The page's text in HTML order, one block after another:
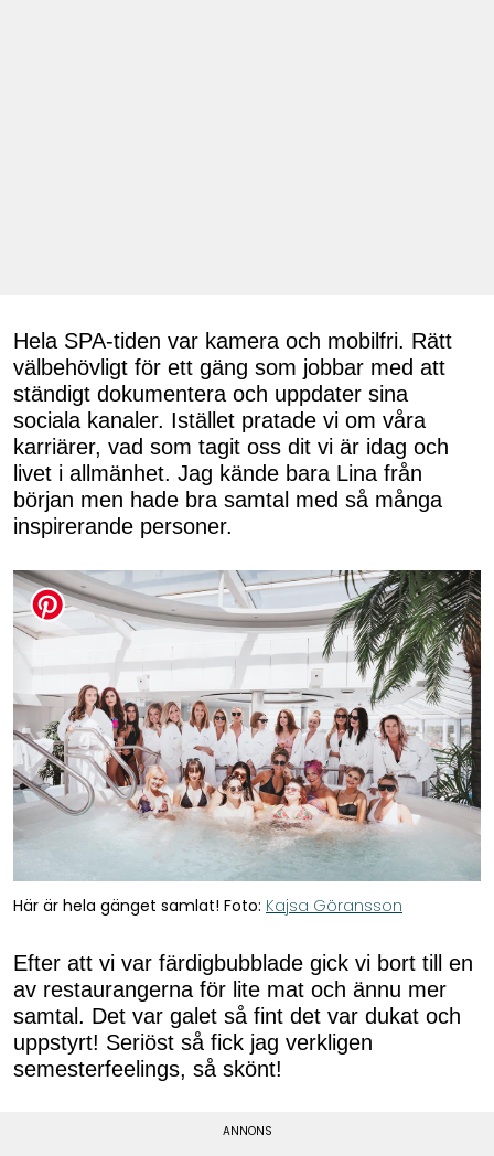
Hela SPA-tiden var kamera och mobilfri. Rätt
välbehövligt för ett gäng som jobbar med att
ständigt dokumentera och uppdater sina
sociala kanaler. Istället pratade vi om våra
karriärer, vad som tagit oss dit vi är idag och
livet i allmänhet. Jag kände bara Lina från
början men hade bra samtal med så många
inspirerande personer.
Här är hela gänget samlat! Foto: Kajsa Göransson
Efter att vi var färdigbubblade gick vi bort till en
av restaurangerna för lite mat och ännu mer
samtal. Det var galet så fint det var dukat och
uppstyrt! Seriöst så fick jag verkligen
semesterfeelings, så skönt!